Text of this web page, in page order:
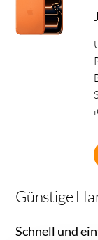
Günstige
Schnell und